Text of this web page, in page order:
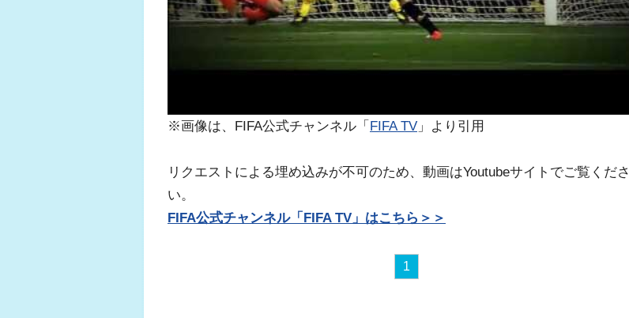
※画像は、FIFA公式チャンネル「FIFA TV 」より引用
リクエストによる埋め込みが不可のため、動画はYoutubeサイトでご覧くださ
い。
FIFA公式チャンネル「FIFA TV」はこちら＞＞
1